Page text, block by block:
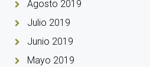
Agosto 2019
Julio 2019
Junio 2019
Mayo 2019